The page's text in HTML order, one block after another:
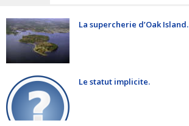
La supercherie d’Oak Island.
Le statut implicite.